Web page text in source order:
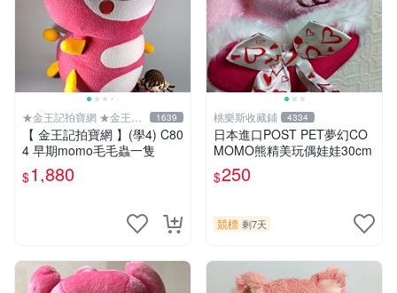
★金王記拍寶網 ★金王記
拍寶趣
1639
【 金王記拍寶網 】(學4) C80
4 早期momo毛毛蟲一隻
$1,880
桃樂斯收藏鋪 4334
日本進口POST PET夢幻CO
MOMO熊精美玩偶娃娃30cm
$250
競標 剩7天